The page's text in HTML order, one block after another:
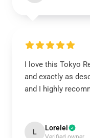
I love this Tokyo
and exactly as
and I highly
L Lorelei